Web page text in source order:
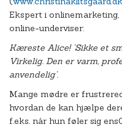
Ekspert i
online-underviser:
Kæreste Alice! ’Sikke et
Virkelig. Den er varm,
anvendelig’.
Mange mødre er
hvordan de kan hjælpe
f.eks. når hun føler sig